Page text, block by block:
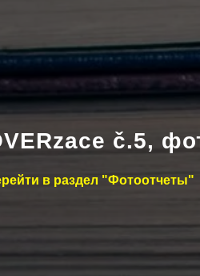
č.5,
в раздел "Фотоотчеты"